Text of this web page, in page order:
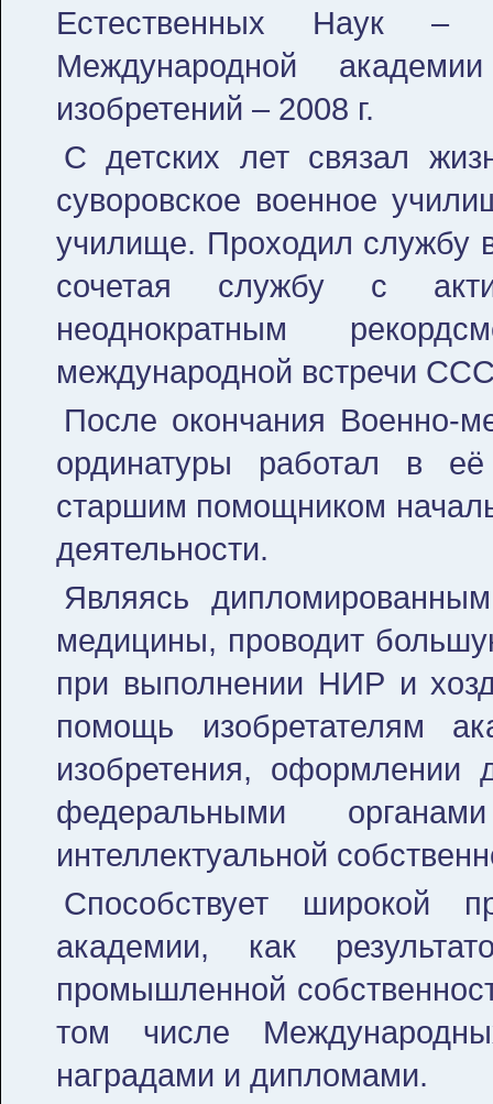
Естественных Наук –
Международной
изобретений – 2008 г.
С детских лет связал
суворовское военное
училище. Проходил службу
сочетая службу с
неоднократным
международной встречи
После окончания Военно-
ординатуры работал в
старшим помощником
деятельности.
Являясь
медицины, проводит
при выполнении НИР и
помощь изобретателям
изобретения, оформлении
федеральными
интеллектуальной
Способствует широкой
академии, как
промышленной
том числе
наградами и дипломами.